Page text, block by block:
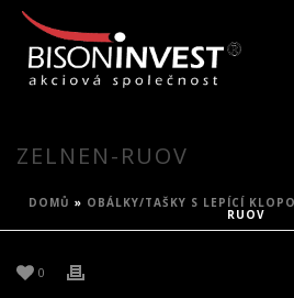
ZELNEN-RUOV
DOMŮ » OBÁLKY/TAŠKY S LEPÍCÍ
RUOV
0